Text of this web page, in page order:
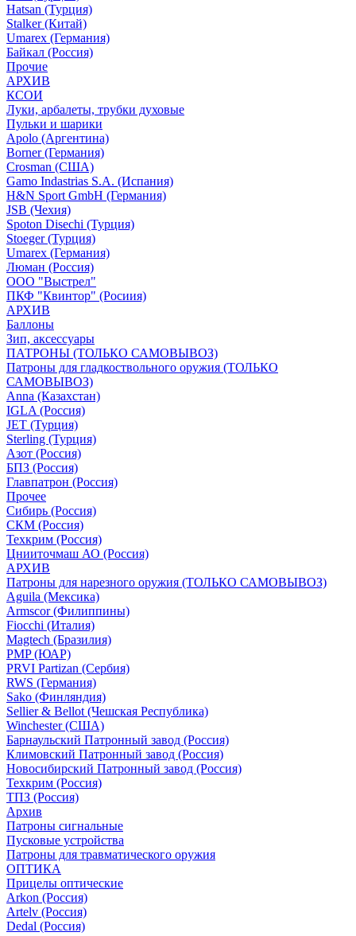
Hatsan (Турция)
Stalker (Китай)
Umarex (Германия)
Байкал (Россия)
Прочие
АРХИВ
КСОИ
Луки, арбалеты, трубки духовые
Пульки и шарики
Apolo (Аргентина)
Borner (Германия)
Crosman (США)
Gamo Indastrias S.A. (Испания)
H&N Sport GmbH (Германия)
JSB (Чехия)
Spoton Disechi (Турция)
Stoeger (Турция)
Umarex (Германия)
Люман (Россия)
ООО "Выстрел"
ПКФ "Квинтор" (Росиия)
АРХИВ
Баллоны
Зип, аксессуары
ПАТРОНЫ (ТОЛЬКО САМОВЫВОЗ)
Патроны для гладкоствольного оружия (ТОЛЬКО
САМОВЫВОЗ)
Anna (Казахстан)
IGLA (Россия)
JET (Турция)
Sterling (Турция)
Азот (Россия)
БПЗ (Россия)
Главпатрон (Россия)
Прочее
Сибирь (Россия)
СКМ (Россия)
Техкрим (Россия)
Цнииточмаш АО (Россия)
АРХИВ
Патроны для нарезного оружия (ТОЛЬКО САМОВЫВОЗ)
Aguila (Мексика)
Armscor (Филиппины)
Fiocchi (Италия)
Magtech (Бразилия)
PMP (ЮАР)
PRVI Partizan (Сербия)
RWS (Германия)
Sako (Финляндия)
Sellier & Bellot (Чешская Республика)
Winchester (США)
Барнаульский Патронный завод (Россия)
Климовский Патронный завод (Россия)
Новосибирский Патронный завод (Россия)
Техкрим (Россия)
ТПЗ (Россия)
Архив
Патроны сигнальные
Пусковые устройства
Патроны для травматического оружия
ОПТИКА
Прицелы оптические
Arkon (Россия)
Artelv (Россия)
Dedal (Россия)